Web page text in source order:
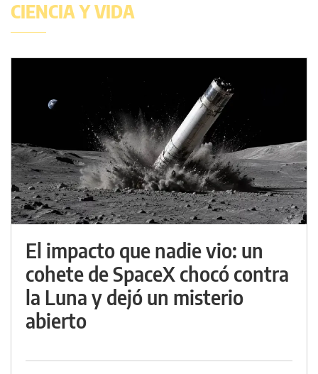
CIENCIA Y VIDA
El impacto que nadie vio: un
cohete de SpaceX chocó contra
la Luna y dejó un misterio
abierto